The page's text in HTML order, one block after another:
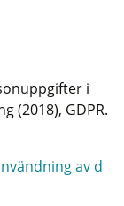
i
(2018), GDPR.
av d